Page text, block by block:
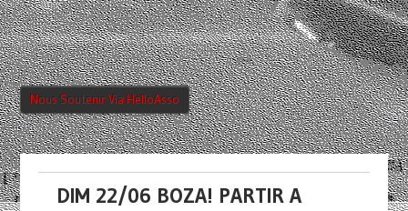
Nous Soutenir Via HelloAsso
DIM 22/06 BOZA! PARTIR A